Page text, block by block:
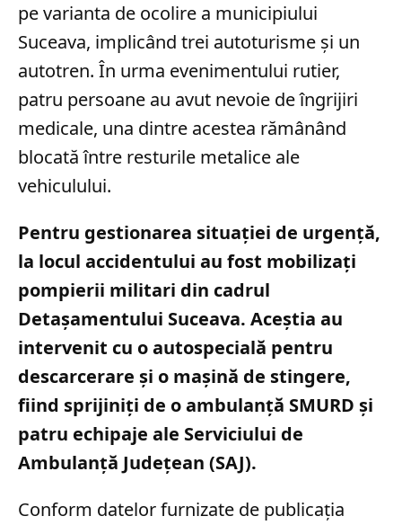
pe varianta de ocolire a municipiului
Suceava, implicând trei autoturisme și un
autotren. În urma evenimentului rutier,
patru persoane au avut nevoie de îngrijiri
medicale, una dintre acestea rămânând
blocată între resturile metalice ale
vehiculului.
Pentru gestionarea situației de urgență,
la locul accidentului au fost mobilizați
pompierii militari din cadrul
Detașamentului Suceava. Aceștia au
intervenit cu o autospecială pentru
descarcerare și o mașină de stingere,
fiind sprijiniți de o ambulanță SMURD și
patru echipaje ale Serviciului de
Ambulanță Județean (SAJ).
Conform datelor furnizate de publicația